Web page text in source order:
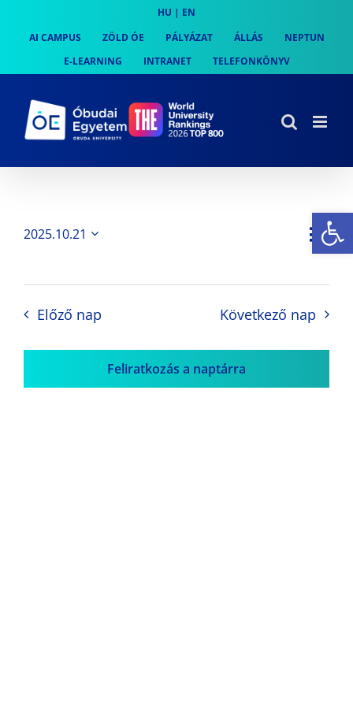
content
HU | EN
AI CAMPUS
ZÖLD ÓE PÁLYÁZAT ÁLLÁS
NEPTUN
E-LEARNING
INTRANET TELEFONKÖNYV
Nap
2025.10.21
Előző nap Következő nap
Feliratkozás a naptárra